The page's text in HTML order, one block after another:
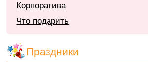
Корпоратива
Что подарить
Праздники